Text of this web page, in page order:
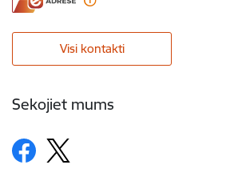
Visi kontakti
Sekojiet mums